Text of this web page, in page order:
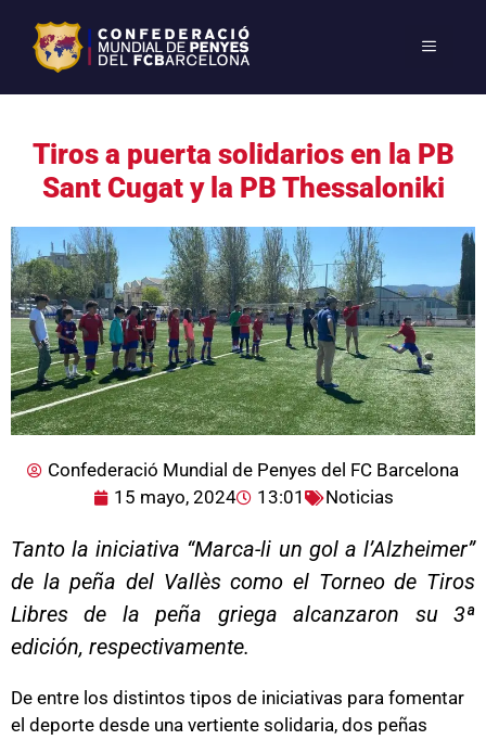
Tiros a puerta solidarios en la PB
Sant Cugat y la PB Thessaloniki
Confederació Mundial de Penyes del FC Barcelona
15 mayo, 2024
13:01 Noticias
Tanto la iniciativa “Marca-li un gol a l’Alzheimer”
de la peña del Vallès como el Torneo de Tiros
Libres de la peña griega alcanzaron su 3ª
edición, respectivamente.
De entre los distintos tipos de iniciativas para fomentar
el deporte desde una vertiente solidaria, dos peñas